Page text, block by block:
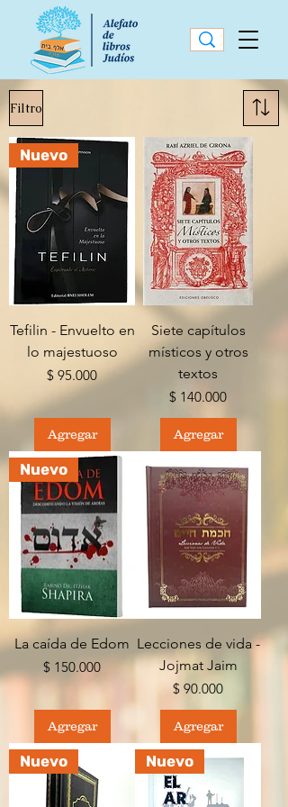
Filtro
Nuevo
Tefilin - Envuelto en
lo majestuoso
Precio
$ 95.000
Agregar
Siete capítulos
místicos y otros
textos
Precio
$ 140.000
Agregar
Nuevo
La caída de Edom
Precio
$ 150.000
Agregar
Lecciones de vida -
Jojmat Jaim
Precio
$ 90.000
Agregar
Nuevo Nuevo